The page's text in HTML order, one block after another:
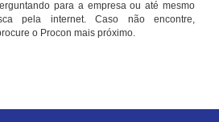
para a empresa ou até mesmo
pela internet. Caso não encontre,
o Procon mais próximo.